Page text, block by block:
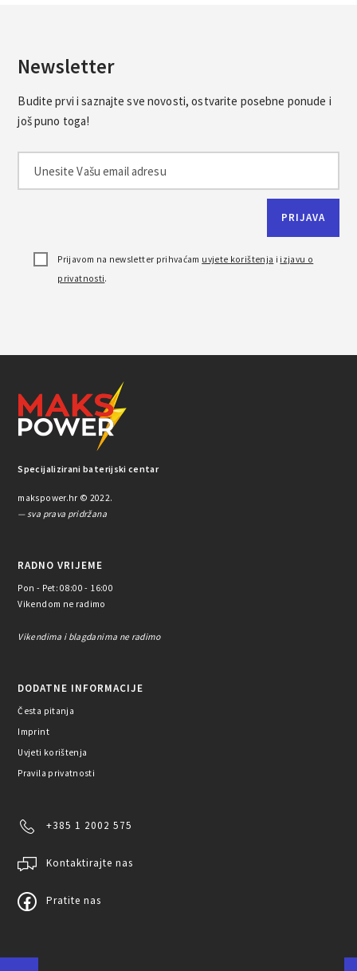
Newsletter
Budite prvi i saznajte sve novosti, ostvarite posebne ponude i
još puno toga!
Prijavom na newsletter prihvaćam uvjete korištenja i izjavu o
privatnosti.
Specijalizirani baterijski centar
makspower.hr © 2022.
— sva prava pridržana
RADNO VRIJEME
Pon - Pet: 08:00 - 16:00
Vikendom ne radimo
Vikendima i blagdanima ne radimo
DODATNE INFORMACIJE
Česta pitanja
Imprint
Uvjeti korištenja
Pravila privatnosti
+385 1 2002 575
Kontaktirajte nas
Pratite nas